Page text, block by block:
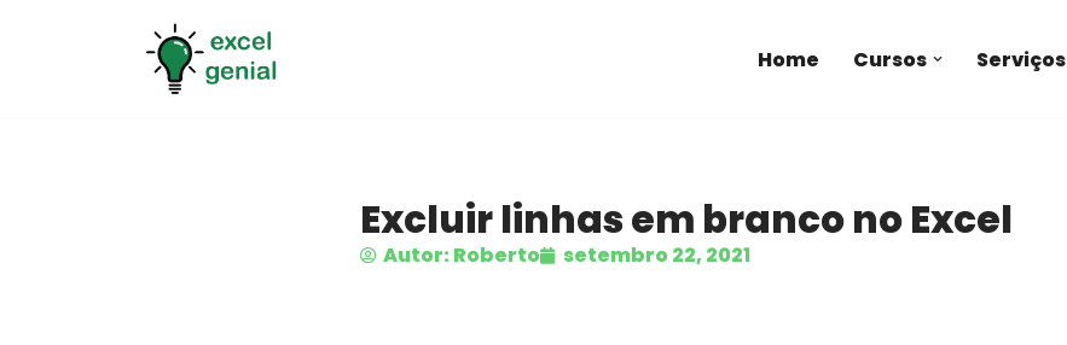
Home Cursos Serviços
Excluir linhas em branco no Excel
Autor: Roberto setembro 22, 2021